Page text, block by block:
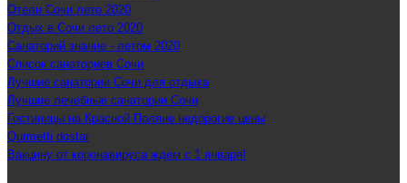
Отели Сочи лето 2020
Отдых в Сочи лето 2020
Санаторий знание - летом 2020
Список санаториев Сочи
Лучшие санатории Сочи для отдыха
Лучшие лечебные санатории Сочи
Гостиницы на Красной Поляне недорогие цены
Qurmetti dostar
Вакцину от коронавируса ждем с 1 января!